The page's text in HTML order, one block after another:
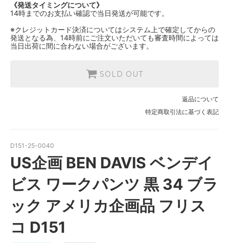
《発送タイミングについて》
14時までのお支払い確認で当日発送が可能です。
※クレジットカード決済についてはシステム上で確定してからの
発送となる為、14時前にご注文いただいても審査時間によっては
当日出荷に間に合わない場合がございます。
SOLD OUT
返品について
特定商取引法に基づく表記
D151-25-0040
US企画 BEN DAVIS ベンデイ
ビス ワークパンツ 黒 34 ブラ
ック アメリカ企画品 フリス
コ D151